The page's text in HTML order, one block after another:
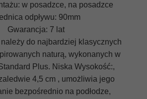
w posadzce, na posadzce
odpływu: 90mm
Gwarancja: 7 lat
do najbardziej klasycznych
naturą, wykonanych w
Plus. Niska Wysokość:,
4,5 cm , umożliwia jego
bezpośrednio na podłodze,